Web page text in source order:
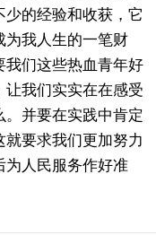
的经验和收获，它
为我人生的一笔财
我们这些热血青年好
我们实实在在感受
并要在实践中肯定
要求我们更加努力
为人民服务作好准